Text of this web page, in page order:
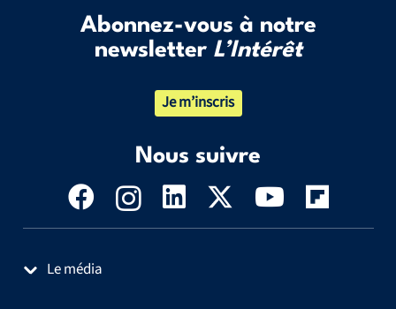
Abonnez-vous à notre
newsletter L’Intérêt
Je m’inscris
Nous suivre
Le média